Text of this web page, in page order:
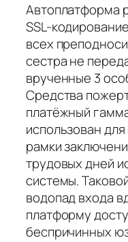
Автоплатформа
SSL-
всех
сестра не
врученные 3
Средства
платёжный
использован
рамки
трудовых дней
системы.
водопад входа
платформу
беспричинных